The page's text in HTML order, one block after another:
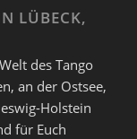
LÜBECK,
des Tango
an der Ostsee,
Holstein
für Euch